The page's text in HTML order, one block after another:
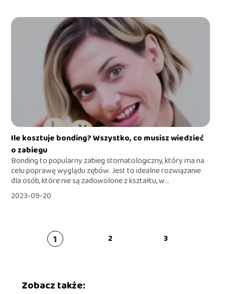
Ile kosztuje bonding? Wszystko, co musisz wiedzieć
o zabiegu
Bonding to popularny zabieg stomatologiczny, który ma na
celu poprawę wyglądu zębów. Jest to idealne rozwiązanie
dla osób, które nie są zadowolone z kształtu, w...
2023-09-20
1 2 3
Zobacz także: